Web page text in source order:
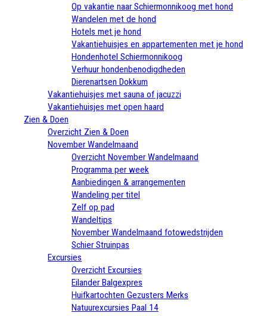
Op vakantie naar Schiermonnikoog met hond
Wandelen met de hond
Hotels met je hond
Vakantiehuisjes en appartementen met je hond
Hondenhotel Schiermonnikoog
Verhuur hondenbenodigdheden
Dierenartsen Dokkum
Vakantiehuisjes met sauna of jacuzzi
Vakantiehuisjes met open haard
Zien & Doen
Overzicht Zien & Doen
November Wandelmaand
Overzicht November Wandelmaand
Programma per week
Aanbiedingen & arrangementen
Wandeling per titel
Zelf op pad
Wandeltips
November Wandelmaand fotowedstrijden
Schier Struinpas
Excursies
Overzicht Excursies
Eilander Balgexpres
Huifkartochten Gezusters Merks
Natuurexcursies Paal 14